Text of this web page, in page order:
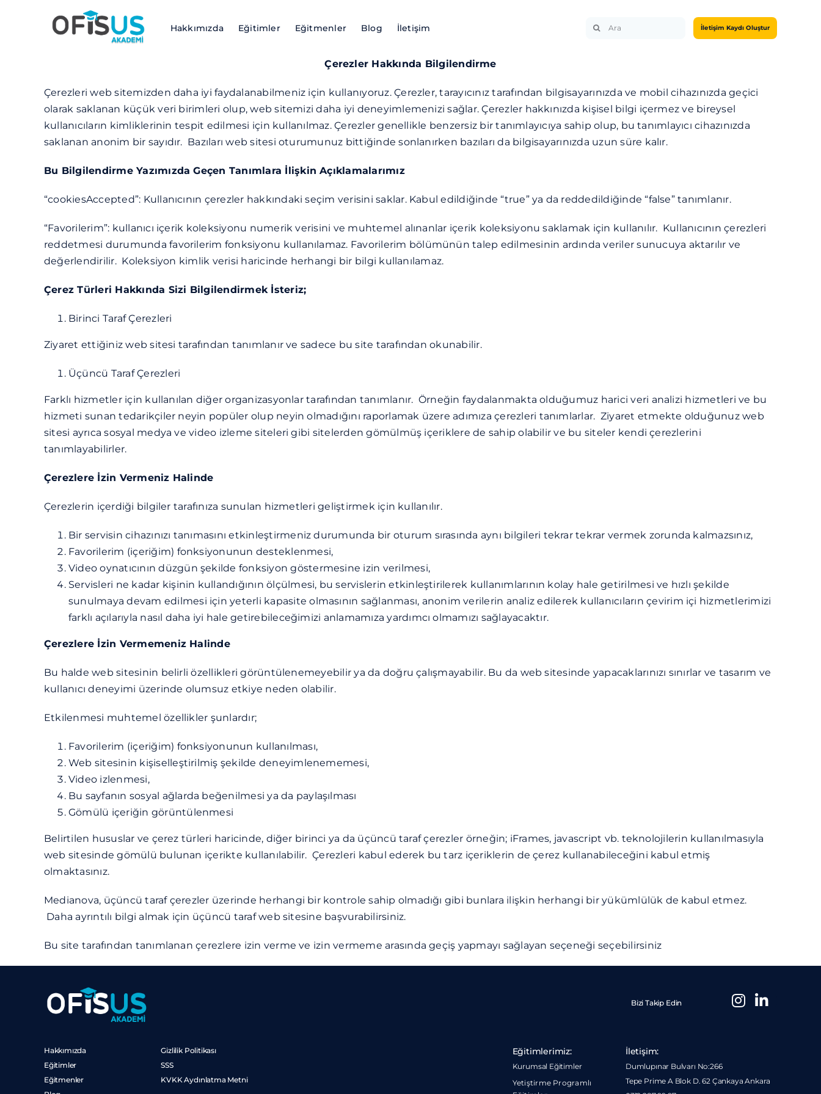
Hakkımızda Eğitimler Eğitmenler Blog İletişim
Search
İletişim Kaydı Oluştur
Çerezler Hakkında Bilgilendirme
Çerezleri web sitemizden daha iyi faydalanabilmeniz için kullanıyoruz. Çerezler, tarayıcınız tarafından bilgisayarınızda ve mobil cihazınızda geçici
olarak saklanan küçük veri birimleri olup, web sitemizi daha iyi deneyimlemenizi sağlar. Çerezler hakkınızda kişisel bilgi içermez ve bireysel
kullanıcıların kimliklerinin tespit edilmesi için kullanılmaz. Çerezler genellikle benzersiz bir tanımlayıcıya sahip olup, bu tanımlayıcı cihazınızda
saklanan anonim bir sayıdır. Bazıları web sitesi oturumunuz bittiğinde sonlanırken bazıları da bilgisayarınızda uzun süre kalır.
Bu Bilgilendirme Yazımızda Geçen Tanımlara İlişkin Açıklamalarımız
“cookiesAccepted”: Kullanıcının çerezler hakkındaki seçim verisini saklar. Kabul edildiğinde “true” ya da reddedildiğinde “false” tanımlanır.
“Favorilerim”: kullanıcı içerik koleksiyonu numerik verisini ve muhtemel alınanlar içerik koleksiyonu saklamak için kullanılır. Kullanıcının çerezleri
reddetmesi durumunda favorilerim fonksiyonu kullanılamaz. Favorilerim bölümünün talep edilmesinin ardında veriler sunucuya aktarılır ve
değerlendirilir. Koleksiyon kimlik verisi haricinde herhangi bir bilgi kullanılamaz.
Çerez Türleri Hakkında Sizi Bilgilendirmek İsteriz;
Birinci Taraf Çerezleri
Ziyaret ettiğiniz web sitesi tarafından tanımlanır ve sadece bu site tarafından okunabilir.
Üçüncü Taraf Çerezleri
Farklı hizmetler için kullanılan diğer organizasyonlar tarafından tanımlanır. Örneğin faydalanmakta olduğumuz harici veri analizi hizmetleri ve bu
hizmeti sunan tedarikçiler neyin popüler olup neyin olmadığını raporlamak üzere adımıza çerezleri tanımlarlar. Ziyaret etmekte olduğunuz web
sitesi ayrıca sosyal medya ve video izleme siteleri gibi sitelerden gömülmüş içeriklere de sahip olabilir ve bu siteler kendi çerezlerini
tanımlayabilirler.
Çerezlere İzin Vermeniz Halinde
Çerezlerin içerdiği bilgiler tarafınıza sunulan hizmetleri geliştirmek için kullanılır.
Bir servisin cihazınızı tanımasını etkinleştirmeniz durumunda bir oturum sırasında aynı bilgileri tekrar tekrar vermek zorunda kalmazsınız,
Favorilerim (içeriğim) fonksiyonunun desteklenmesi,
Video oynatıcının düzgün şekilde fonksiyon göstermesine izin verilmesi,
Servisleri ne kadar kişinin kullandığının ölçülmesi, bu servislerin etkinleştirilerek kullanımlarının kolay hale getirilmesi ve hızlı şekilde
sunulmaya devam edilmesi için yeterli kapasite olmasının sağlanması, anonim verilerin analiz edilerek kullanıcıların çevirim içi hizmetlerimizi
farklı açılarıyla nasıl daha iyi hale getirebileceğimizi anlamamıza yardımcı olmamızı sağlayacaktır.
Çerezlere İzin Vermemeniz Halinde
Bu halde web sitesinin belirli özellikleri görüntülenemeyebilir ya da doğru çalışmayabilir. Bu da web sitesinde yapacaklarınızı sınırlar ve tasarım ve
kullanıcı deneyimi üzerinde olumsuz etkiye neden olabilir.
Etkilenmesi muhtemel özellikler şunlardır;
Favorilerim (içeriğim) fonksiyonunun kullanılması,
Web sitesinin kişiselleştirilmiş şekilde deneyimlenememesi,
Video izlenmesi,
Bu sayfanın sosyal ağlarda beğenilmesi ya da paylaşılması
Gömülü içeriğin görüntülenmesi
Belirtilen hususlar ve çerez türleri haricinde, diğer birinci ya da üçüncü taraf çerezler örneğin; iFrames, javascript vb. teknolojilerin kullanılmasıyla
web sitesinde gömülü bulunan içerikte kullanılabilir. Çerezleri kabul ederek bu tarz içeriklerin de çerez kullanabileceğini kabul etmiş
olmaktasınız.
Medianova, üçüncü taraf çerezler üzerinde herhangi bir kontrole sahip olmadığı gibi bunlara ilişkin herhangi bir yükümlülük de kabul etmez.
Daha ayrıntılı bilgi almak için üçüncü taraf web sitesine başvurabilirsiniz.
Bu site tarafından tanımlanan çerezlere izin verme ve izin vermeme arasında geçiş yapmayı sağlayan seçeneği seçebilirsiniz
Bizi Takip Edin
Hakkımızda
Eğitimler
Eğitmenler
Gizlilik Politikası
SSS
KVKK Aydınlatma Metni
Eğitimlerimiz:
Kurumsal Eğitimler
Yetiştirme Programlı
İletişim:
Dumlupınar Bulvarı No:266
Tepe Prime A Blok D. 62 Çankaya Ankara